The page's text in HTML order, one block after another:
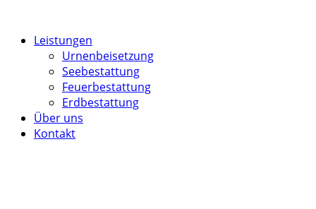
Leistungen
Urnenbeisetzung
Seebestattung
Feuerbestattung
Erdbestattung
Über uns
Kontakt